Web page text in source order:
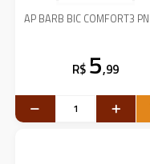
AP BARB BIC COMFORT3
R$ 5,99